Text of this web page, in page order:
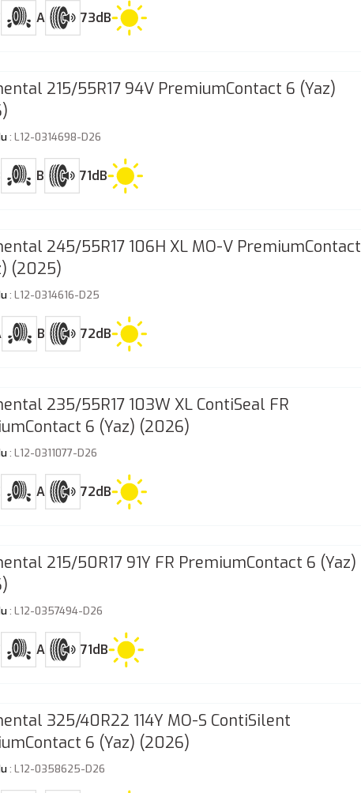
A 73dB
215/55R17 94V PremiumContact 6 (Yaz)
: L12-0314698-D26
B 71dB
245/55R17 106H XL MO-V PremiumContact
(2025)
: L12-0314616-D25
B 72dB
235/55R17 103W XL ContiSeal FR
6 (Yaz) (2026)
: L12-0311077-D26
A 72dB
215/50R17 91Y FR PremiumContact 6 (Yaz)
: L12-0357494-D26
A 71dB
325/40R22 114Y MO-S ContiSilent
6 (Yaz) (2026)
: L12-0358625-D26